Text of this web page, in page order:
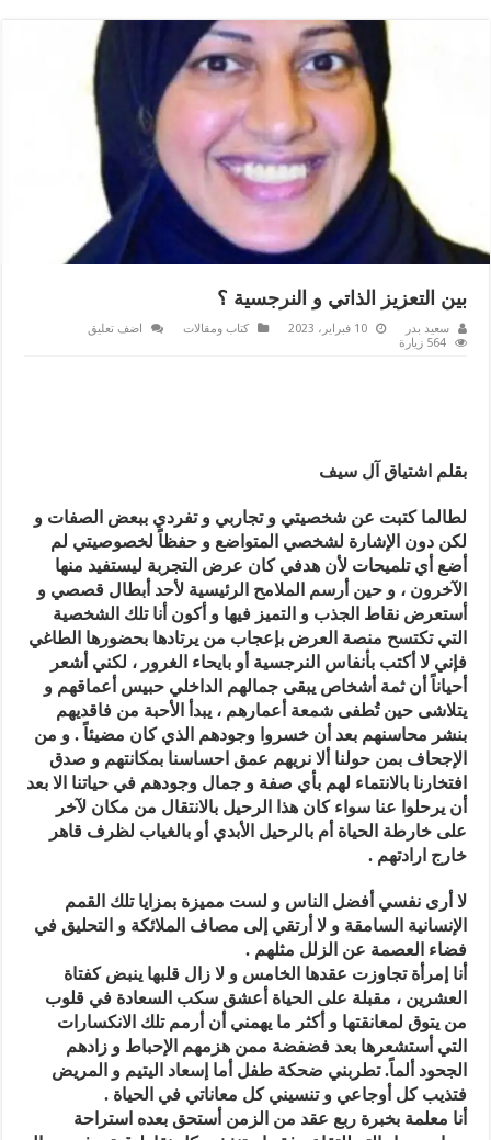
بين التعزيز الذاتي و النرجسية ؟
سعيد بدر 10 فبراير، 2023 كتاب ومقالات
اضف تعليق
564 زيارة
بقلم اشتياق آل سيف
لطالما كتبت عن شخصيتي و تجاربي و تفردي ببعض الصفات و
لكن دون الإشارة لشخصي المتواضع و حفظاً لخصوصيتي لم
أضع أي تلميحات لأن هدفي كان عرض التجربة ليستفيد منها
الآخرون ، و حين أرسم الملامح الرئيسية لأحد أبطال قصصي و
أستعرض نقاط الجذب و التميز فيها و أكون أنا تلك الشخصية
التي تكتسح منصة العرض بإعجاب من يرتادها بحضورها الطاغي
فإني لا أكتب بأنفاس النرجسية أو بايحاء الغرور ، لكني أشعر
أحياناً أن ثمة أشخاص يبقى جمالهم الداخلي حبيس أعماقهم و
يتلاشى حين تُطفى شمعة أعمارهم ، يبدأ الأحبة من فاقديهم
بنشر محاسنهم بعد أن خسروا وجودهم الذي كان مضيئاً . و من
الإجحاف بمن حولنا ألا نريهم عمق احساسنا بمكانتهم و صدق
افتخارنا بالانتماء لهم بأي صفة و جمال وجودهم في حياتنا الا بعد
أن يرحلوا عنا سواء كان هذا الرحيل بالانتقال من مكان لآخر
على خارطة الحياة أم بالرحيل الأبدي أو بالغياب لظرف قاهر
خارج ارادتهم .
لا أرى نفسي أفضل الناس و لست مميزة بمزايا تلك القمم
الإنسانية السامقة و لا أرتقي إلى مصاف الملائكة و التحليق في
فضاء العصمة عن الزلل مثلهم .
أنا إمرأة تجاوزت عقدها الخامس و لا زال قلبها ينبض كفتاة
العشرين ، مقبلة على الحياة أعشق سكب السعادة في قلوب
من يتوق لمعانقتها و أكثر ما يهمني أن أرمم تلك الانكسارات
التي أستشعرها بعد فضفضة ممن هزمهم الإحباط و زادهم
الجحود ألماً. تطربني ضحكة طفل أما إسعاد اليتيم و المريض
فتذيب كل أوجاعي و تنسيني كل معاناتي في الحياة .
أنا معلمة بخبرة ربع عقد من الزمن أستحق بعده استراحة